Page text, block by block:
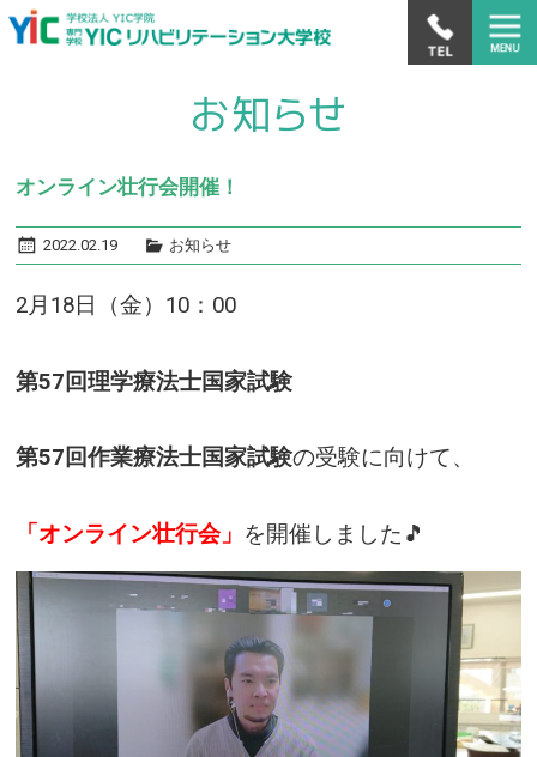
オンライン壮行会開催！
2022.02.19 お知らせ
2月18日（金）10：00
第57回理学療法士国家試験
第57回作業療法士国家試験の受験に向けて、
「オンライン壮行会」 を開催しました🎵